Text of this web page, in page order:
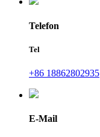
Telefon
Tel
+86 18862802935
E-Mail